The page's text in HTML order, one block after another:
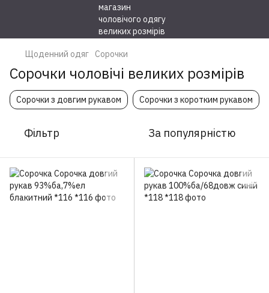
Щоденний одяг Сорочки
Сорочки чоловічі великих розмірів
Сорочки з довгим рукавом Сорочки з коротким рукавом
Фільтр За популярністю